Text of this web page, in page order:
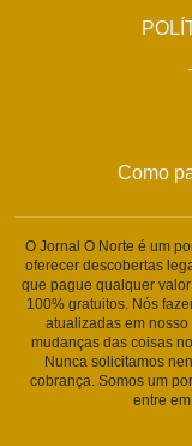
Como
O Jornal O Norte é um
oferecer descobertas
que pague qualquer
100% gratuitos. Nós
atualizadas em
mudanças das coisas
Nunca solicitamos
cobrança. Somos um
entre